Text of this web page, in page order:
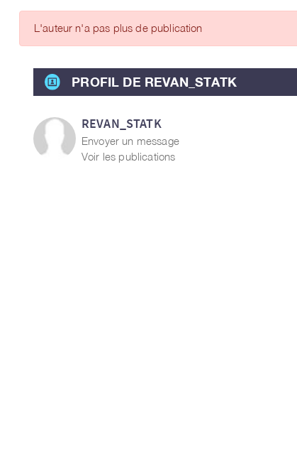
ARTICLES DES MEMBRES
PROFIL DE REVAN_STATK
REVAN_STATK
Envoyer un message
Voir les publications
L'auteur n'a pas plus de publication